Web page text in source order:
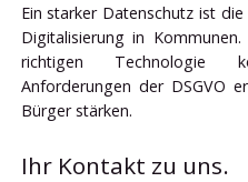
Ein starker Datenschutz ist
Digitalisierung in
richtigen Technologie
Anforderungen der DSGVO
Bürger stärken.
Ihr Kontakt zu uns.